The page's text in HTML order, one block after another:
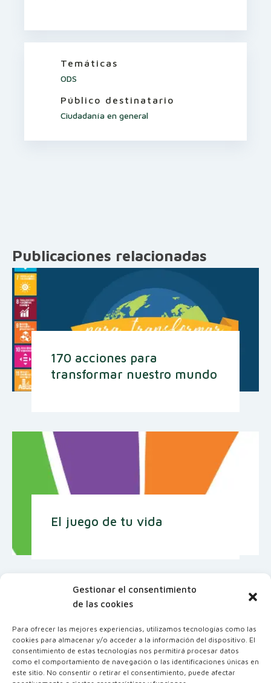
Gestionar el consentimiento
de las cookies
Para ofrecer las mejores experiencias, utilizamos tecnologías como las
cookies para almacenar y/o acceder a la información del dispositivo. El
consentimiento de estas tecnologías nos permitirá procesar datos
como el comportamiento de navegación o las identificaciones únicas en
este sitio. No consentir o retirar el consentimiento, puede afectar
Temáticas
ODS
Público destinatario
Ciudadanía en general
Publicaciones relacionadas
170 acciones para
transformar nuestro mundo
El juego de tu vida